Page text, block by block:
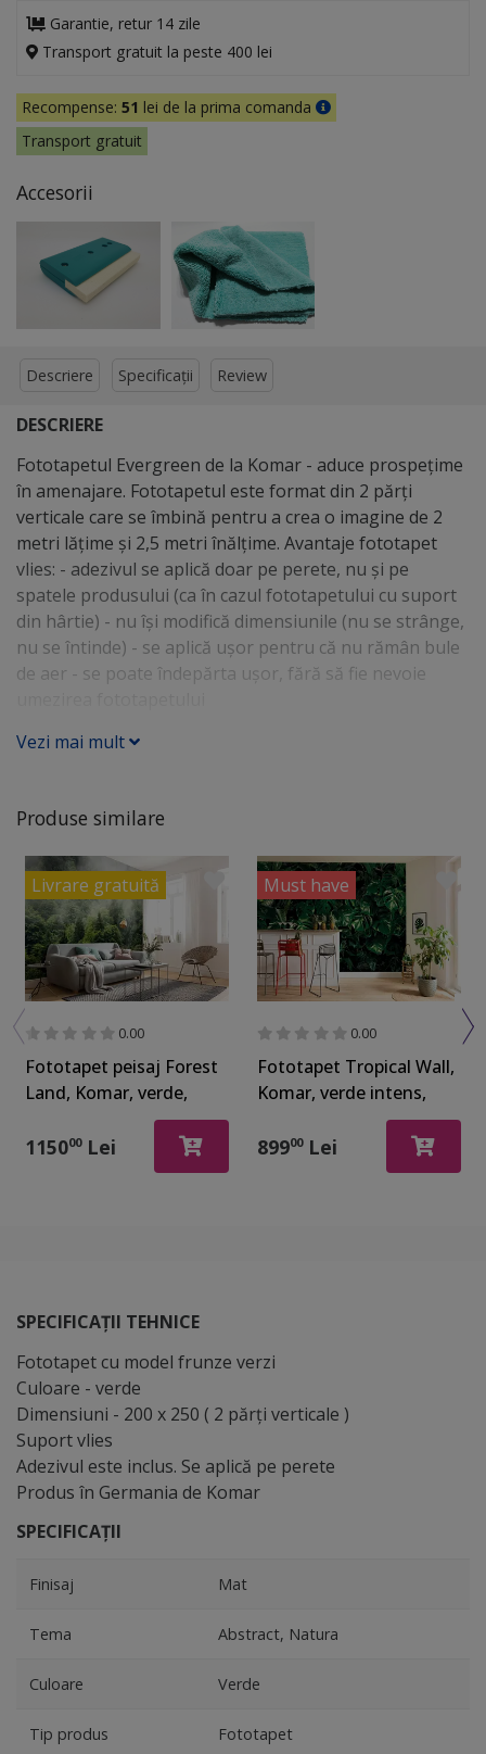
Garantie, retur 14 zile
Transport gratuit la peste 400 lei
Recompense: 51 lei de la prima comanda
Transport gratuit
Accesorii
Descriere Specificații Review
DESCRIERE
Fototapetul Evergreen de la Komar - aduce prospeţime
în amenajare. Fototapetul este format din 2 părţi
verticale care se îmbină pentru a crea o imagine de 2
metri lăţime şi 2,5 metri înălţime. Avantaje fototapet
vlies: - adezivul se aplică doar pe perete, nu şi pe
spatele produsului (ca în cazul fototapetului cu suport
din hârtie) - nu îşi modifică dimensiunile (nu se strânge,
nu se întinde) - se aplică uşor pentru că nu rămân bule
de aer - se poate îndepărta uşor, fără să fie nevoie
Vezi mai mult
Produse similare
Livrare gratuită
0.00
Fototapet peisaj Forest
Land, Komar, verde,
115000Lei
Must have
0.00
Fototapet Tropical Wall,
Komar, verde intens,
89900Lei
SPECIFICAȚII TEHNICE
Fototapet cu model frunze verzi
Culoare - verde
Dimensiuni - 200 x 250 ( 2 părţi verticale )
Suport vlies
Adezivul este inclus. Se aplică pe perete
Produs în Germania de Komar
SPECIFICAȚII
Finisaj Mat
Tema Abstract, Natura
Culoare Verde
Tip produs Fototapet